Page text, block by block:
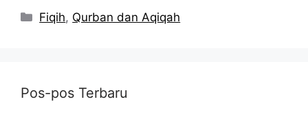
Kategori
Fiqih, Qurban dan Aqiqah
Pos-pos Terbaru